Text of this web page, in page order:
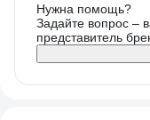
Нужна помощь?
Задайте вопрос –
представитель